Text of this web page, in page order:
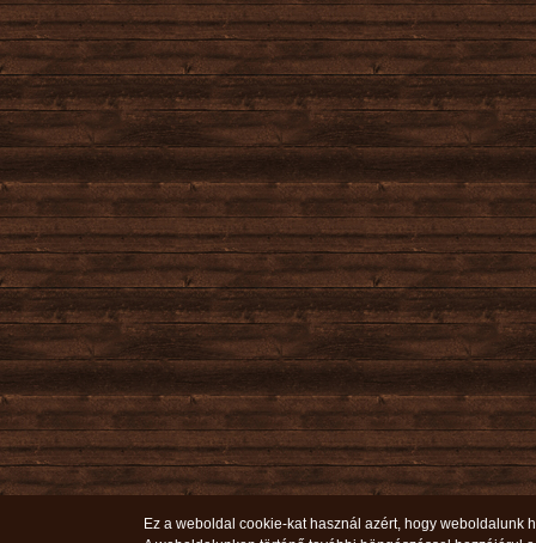
Ez a weboldal cookie-kat használ azért, hogy